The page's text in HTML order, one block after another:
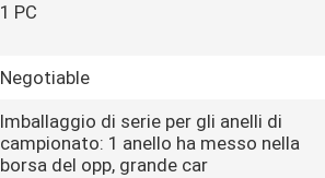
1 PC
Negotiable
Imballaggio di serie per gli anelli di
campionato: 1 anello ha messo nella
borsa del opp, grande car